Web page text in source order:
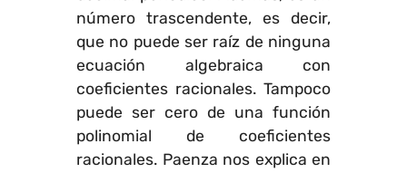
número trascendente, es decir,
que no puede ser raíz de ninguna
ecuación algebraica con
coeficientes racionales. Tampoco
puede ser cero de una función
polinomial de coeficientes
racionales. Paenza nos explica en